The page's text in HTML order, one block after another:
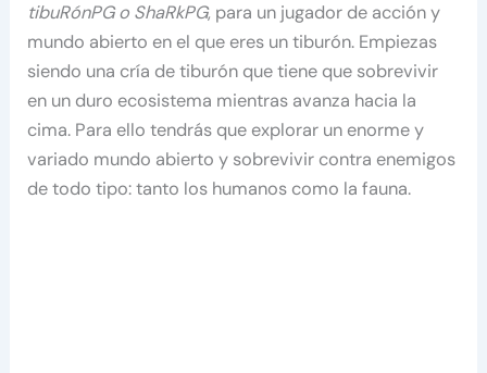
tibuRónPG o ShaRkPG, para un jugador de acción y
mundo abierto en el que eres un tiburón. Empiezas
siendo una cría de tiburón que tiene que sobrevivir
en un duro ecosistema mientras avanza hacia la
cima. Para ello tendrás que explorar un enorme y
variado mundo abierto y sobrevivir contra enemigos
de todo tipo: tanto los humanos como la fauna.